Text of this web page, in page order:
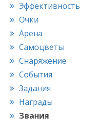
Эффективность
Очки
Арена
Самоцветы
Снаряжение
События
Задания
Награды
Звания